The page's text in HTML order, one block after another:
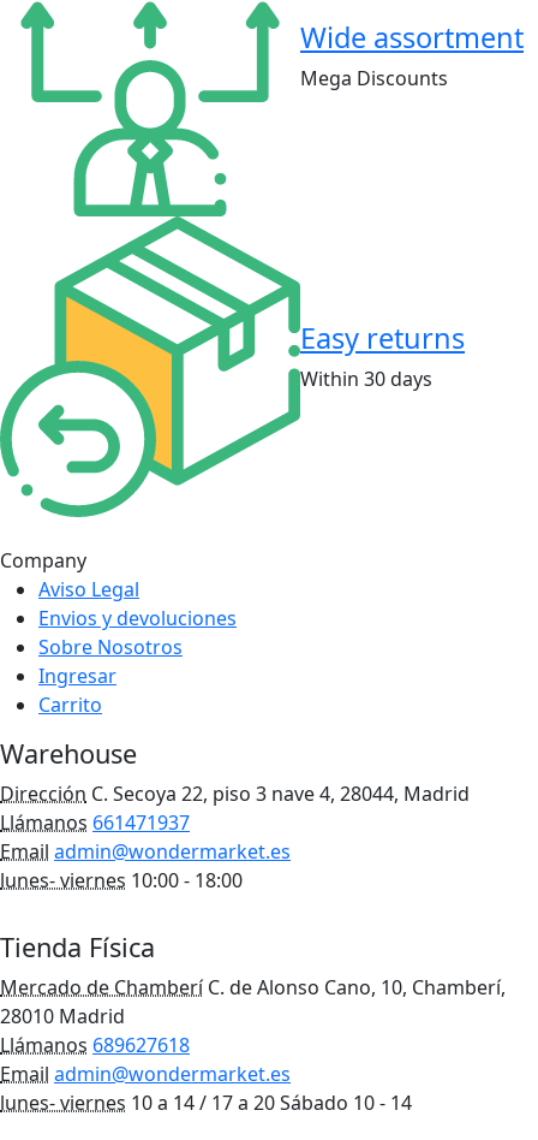
Wide assortment
Mega Discounts
Easy returns
Within 30 days
Company
Aviso Legal
Envios y devoluciones
Sobre Nosotros
Ingresar
Carrito
Warehouse
Dirección C. Secoya 22, piso 3 nave 4, 28044, Madrid
Llámanos 661471937
Email admin@wondermarket.es
lunes- viernes 10:00 - 18:00
Tienda Física
Mercado de Chamberí C. de Alonso Cano, 10, Chamberí,
28010 Madrid
Llámanos 689627618
Email admin@wondermarket.es
lunes- viernes 10 a 14 / 17 a 20 Sábado 10 - 14